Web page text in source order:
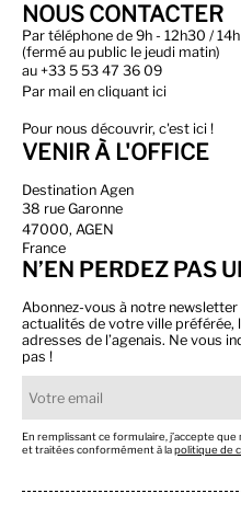
NOUS CONTACTER
Par téléphone de 9h - 12h30 /
(fermé au public le jeudi matin)
au +33 5 53 47 36 09
Par mail en cliquant ici
Pour nous découvrir, c'est ici !
VENIR À L'OFFICE
Destination Agen
38 rue Garonne
47000, AGEN
France
N’EN PERDEZ PAS
Abonnez-vous à notre
actualités de votre ville préférée,
adresses de l’agenais. Ne vous
pas !
En remplissant ce formulaire, j’accepte
et traitées conformément à lapolitique de